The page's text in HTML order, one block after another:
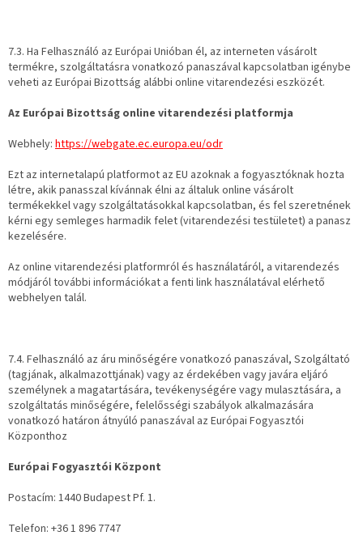
7.3. Ha Felhasználó az Európai Unióban él, az interneten vásárolt
termékre, szolgáltatásra vonatkozó panaszával kapcsolatban igénybe
veheti az Európai Bizottság alábbi online vitarendezési eszközét.
Az Európai Bizottság online vitarendezési platformja
Webhely: https://webgate.ec.europa.eu/odr
Ezt az internetalapú platformot az EU azoknak a fogyasztóknak hozta
létre, akik panasszal kívánnak élni az általuk online vásárolt
termékekkel vagy szolgáltatásokkal kapcsolatban, és fel szeretnének
kérni egy semleges harmadik felet (vitarendezési testületet) a panasz
kezelésére.
Az online vitarendezési platformról és használatáról, a vitarendezés
módjáról további információkat a fenti link használatával elérhető
webhelyen talál.
7.4. Felhasználó az áru minőségére vonatkozó panaszával, Szolgáltató
(tagjának, alkalmazottjának) vagy az érdekében vagy javára eljáró
személynek a magatartására, tevékenységére vagy mulasztására, a
szolgáltatás minőségére, felelősségi szabályok alkalmazására
vonatkozó határon átnyúló panaszával az Európai Fogyasztói
Központhoz
Európai Fogyasztói Központ
Postacím: 1440 Budapest Pf. 1.
Telefon: +36 1 896 7747